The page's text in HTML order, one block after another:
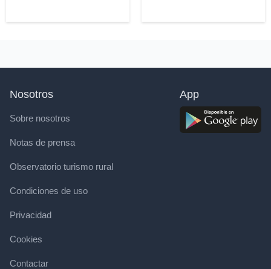
Nosotros
Sobre nosotros
Notas de prensa
Observatorio turismo rural
Condiciones de uso
Privacidad
Cookies
Contactar
App